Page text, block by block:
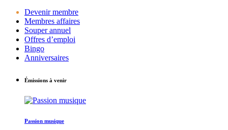
Devenir membre
Membres affaires
Souper annuel
Offres d’emploi
Bingo
Anniversaires
Émissions à venir
Passion musique